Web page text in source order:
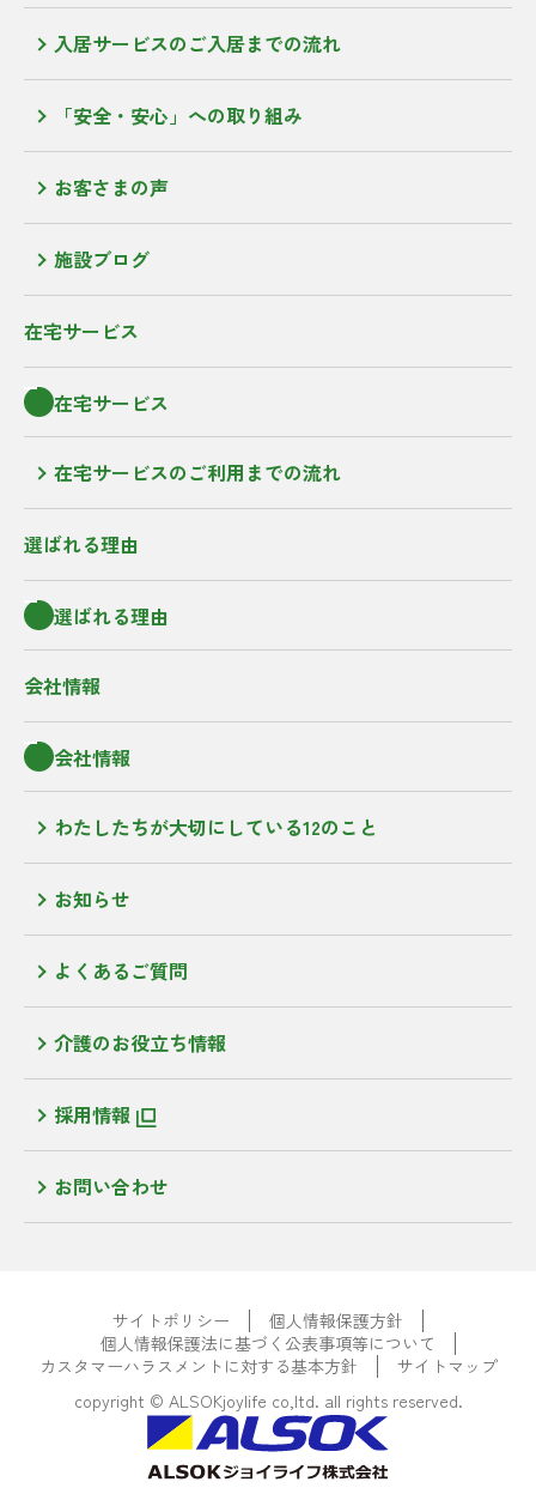
入居サービスのご入居までの流れ
「安全・安心」への取り組み
お客さまの声
施設ブログ
在宅サービス
在宅サービス
在宅サービスのご利用までの流れ
選ばれる理由
選ばれる理由
会社情報
会社情報
わたしたちが大切にしている12のこと
お知らせ
よくあるご質問
介護のお役立ち情報
採用情報
お問い合わせ
サイトポリシー
個人情報保護方針
個人情報保護法に基づく公表事項等について
カスタマーハラスメントに対する基本方針
サイトマップ
copyright © ALSOKjoylife co,ltd. all rights reserved.